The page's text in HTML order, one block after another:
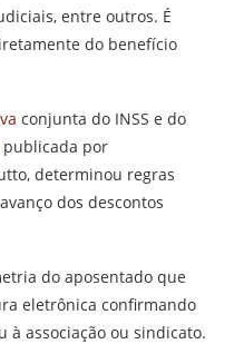
entre outros. É
do benefício
conjunta do INSS e do
publicada por
determinou regras
dos descontos
do aposentado que
eletrônica confirmando
à associação ou sindicato.